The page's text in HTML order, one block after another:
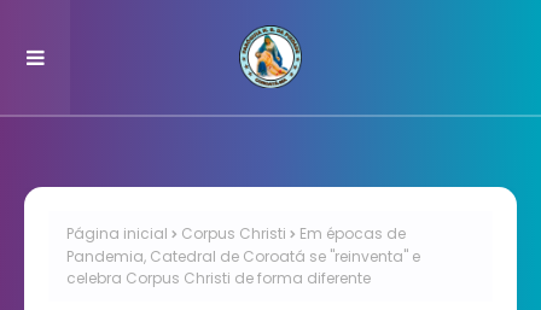
Página inicial Corpus Christi
Em épocas de
Pandemia, Catedral de Coroatá se "reinventa" e
celebra Corpus Christi de forma diferente